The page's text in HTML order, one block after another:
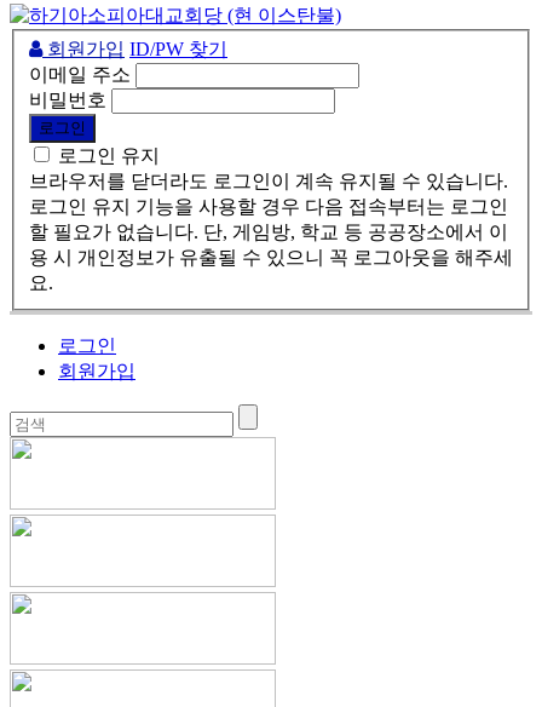
회원가입 ID/PW 찾기
이메일 주소
비밀번호
로그인 유지
브라우저를 닫더라도 로그인이 계속 유지될 수 있습니다.
로그인 유지 기능을 사용할 경우 다음 접속부터는 로그인
할 필요가 없습니다. 단, 게임방, 학교 등 공공장소에서 이
용 시 개인정보가 유출될 수 있으니 꼭 로그아웃을 해주세
요.
로그인
회원가입